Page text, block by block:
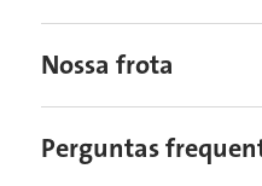
Nossa frota
Perguntas